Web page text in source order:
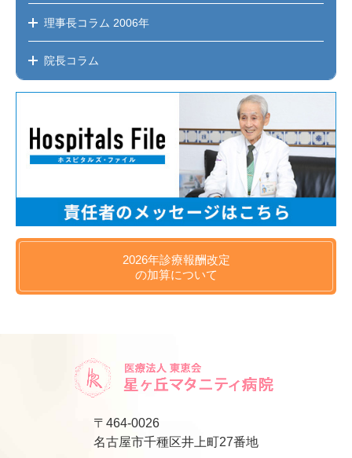
理事長コラム 2006年
院長コラム
2026年診療報酬改定
の加算について
〒464-0026
名古屋市千種区井上町27番地